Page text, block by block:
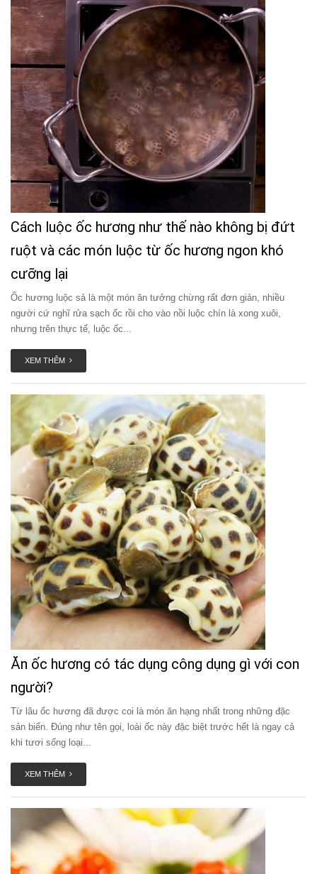
Cách luộc ốc hương như thế nào không bị đứt
ruột và các món luộc từ ốc hương ngon khó
cưỡng lại
Ốc hương luộc sả là một món ăn tưởng chừng rất đơn giản, nhiều
người cứ nghĩ rửa sạch ốc rồi cho vào nồi luộc chín là xong xuôi,
nhưng trên thực tế, luộc ốc...
XEM THÊM
Ăn ốc hương có tác dụng công dụng gì với con
người?
Từ lâu ốc hương đã được coi là món ăn hạng nhất trong những đặc
sản biển. Đúng như tên gọi, loài ốc này đặc biệt trước hết là ngay cả
khi tươi sống loại...
XEM THÊM